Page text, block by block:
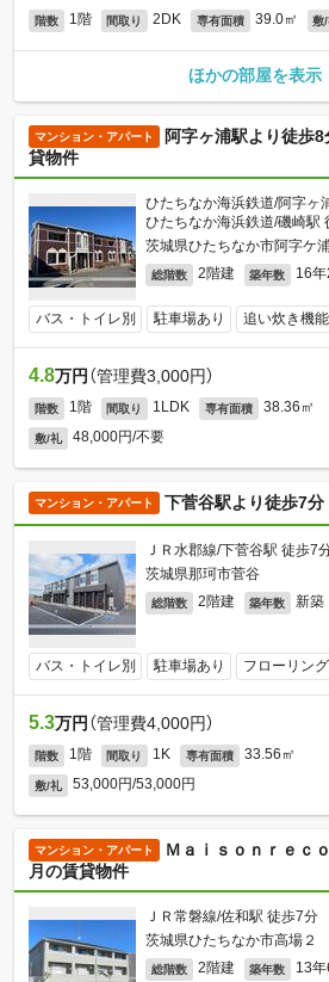
階数 1階 間取り 2DK 専有面積 39.0㎡ 敷
ほかの部屋を表示
マンション・アパート
阿字ヶ浦駅より徒歩
貸物件
ひたちなか海浜鉄道/阿字ヶ
ひたちなか海浜鉄道/磯崎駅
茨城県ひたちなか市阿字ケ
総階数 2階建 築年数 16年
バス・トイレ別 駐車場あり 追い炊き機能
4.8万円 （管理費3,000円）
階数 1階 間取り 1LDK 専有面積 38.36㎡
敷/礼 48,000円/不要
マンション・アパート 下菅谷駅より徒歩7
ＪＲ水郡線/下菅谷駅 徒歩7
茨城県那珂市菅谷
総階数 2階建 築年数 新築
バス・トイレ別 駐車場あり フローリング
5.3万円 （管理費4,000円）
階数 1階 間取り 1K 専有面積 33.56㎡
敷/礼 53,000円/53,000円
マンション・アパート
Ｍａｉｓｏｎｒｅｃ
月の賃貸物件
ＪＲ常磐線/佐和駅 徒歩7分
茨城県ひたちなか市高場２
総階数 2階建 築年数 13年